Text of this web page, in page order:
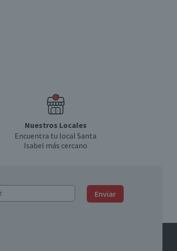
Nuestros Locales
Encuentra tu local Santa
Isabel más cercano
Enviar